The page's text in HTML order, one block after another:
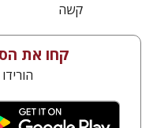
קשה
קחו את